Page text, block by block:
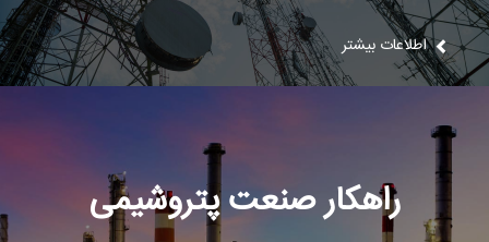
اطلاعات بیشتر
راهکار صنعت پتروشیمی